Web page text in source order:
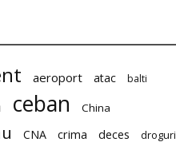
aeroport atac balti
ceban China
CNA crima deces droguri